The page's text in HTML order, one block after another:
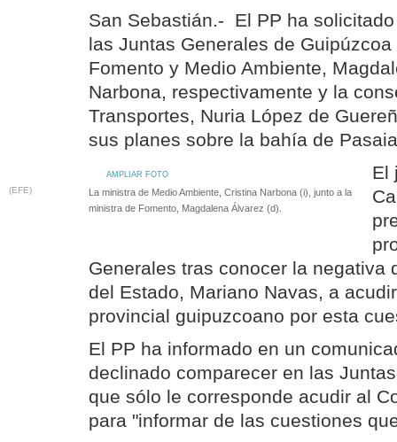
San Sebastián.- El PP ha
las Juntas Generales de
Fomento y Medio Ambiente,
Narbona, respectivamente y la
Transportes, Nuria López de
sus planes sobre la bahía de
AMPLIAR FOTO
(EFE)
La ministra de Medio Ambiente, Cristina Narbona (i), junto a la
ministra de Fomento, Magdalena Álvarez (d).
El
Generales tras conocer la negativa
del Estado, Mariano Navas, a
provincial guipuzcoano por esta
El PP ha informado en un
declinado comparecer en las
que sólo le corresponde acudir al
para "informar de las cuestiones